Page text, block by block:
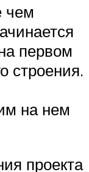
чем
первом
строения.
на нем
проекта